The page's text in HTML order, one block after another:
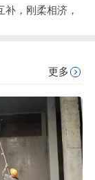
，刚柔相济，
更多